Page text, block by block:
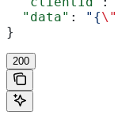
  "data"
: "{\"
}
200